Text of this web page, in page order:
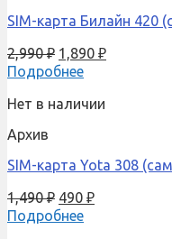
SIM-карта Билайн 420
2,990₽ 1,890 ₽
Подробнее
Нет в наличии
Архив
SIM-карта Yota 308
1,490₽ 490 ₽
Подробнее